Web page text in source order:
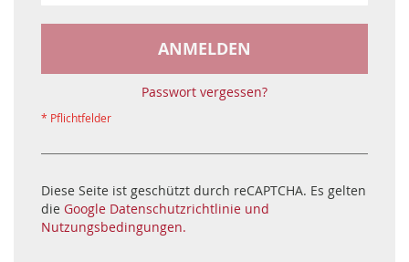
ANMELDEN
Passwort vergessen?
Diese Seite ist geschützt durch reCAPTCHA. Es gelten
die Google Datenschutzrichtlinie und
Nutzungsbedingungen.